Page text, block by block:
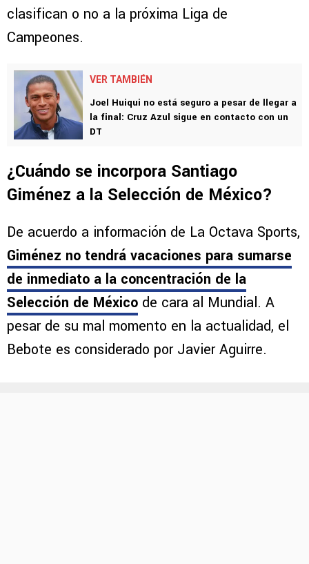
clasifican o no a la próxima Liga de
Campeones.
VER TAMBIÉN
Joel Huiqui no está seguro a pesar de llegar a
la final: Cruz Azul sigue en contacto con un
DT
¿Cuándo se incorpora Santiago
Giménez a la Selección de México?
De acuerdo a información de La Octava Sports,
Giménez no tendrá vacaciones para sumarse
de inmediato a la concentración de la
Selección de México de cara al Mundial. A
pesar de su mal momento en la actualidad, el
Bebote es considerado por Javier Aguirre.